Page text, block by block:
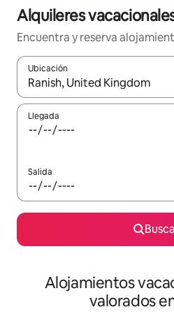
Alquileres
Encuentra y reserva
Ubicación
Cuando los resultados estén
Llegada
Salida
Alojamientos
valorados